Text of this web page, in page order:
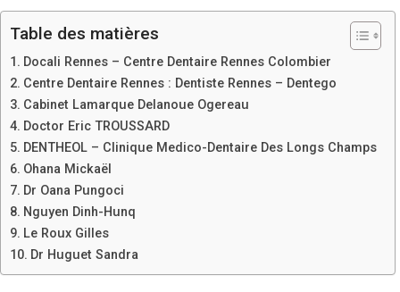
Table des matières
Docali Rennes – Centre Dentaire Rennes Colombier
Centre Dentaire Rennes : Dentiste Rennes – Dentego
Cabinet Lamarque Delanoue Ogereau
Doctor Eric TROUSSARD
DENTHEOL – Clinique Medico-Dentaire Des Longs Champs
Ohana Mickaël
Dr Oana Pungoci
Nguyen Dinh-Hunq
Le Roux Gilles
Dr Huguet Sandra